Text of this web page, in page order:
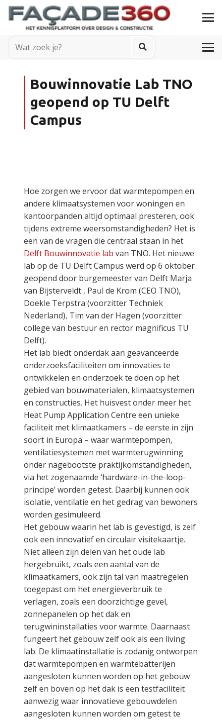
Bouwinnovatie Lab TNO
geopend op TU Delft
Campus
Hoe zorgen we ervoor dat warmtepompen en
andere klimaatsystemen voor woningen en
kantoorpanden altijd optimaal presteren, ook
tijdens extreme weersomstandigheden? Het is
een van de vragen die centraal staan in het
Delft Bouwinnovatie lab van TNO. Het nieuwe
lab op de TU Delft Campus werd op 6 oktober
geopend door burgemeester van Delft Marja
van Bijsterveldt , Paul de Krom (CEO TNO),
Doekle Terpstra (voorzitter Techniek
Nederland), Tim van der Hagen (voorzitter
college van bestuur en rector magnificus TU
Delft).
Het lab biedt onderdak aan geavanceerde
onderzoeksfaciliteiten om innovaties te
ontwikkelen en onderzoek te doen op het
gebied van bouwmaterialen, klimaatsystemen
en constructies. Het huisvest onder meer het
Heat Pump Application Centre een unieke
faciliteit met klimaatkamers – de eerste in zijn
soort in Europa – waar warmtepompen,
ventilatiesystemen met warmterugwinning
onder nagebootste praktijkomstandigheden,
via het zogenaamde ‘hardware-in-the-loop-
principe’ worden getest. Daarbij kunnen ook
isolatie, ventilatie en het gedrag van bewoners
worden gesimuleerd.
Het gebouw waarin het lab is gevestigd, is zelf
ook een innovatief en circulair visitekaartje.
Niet alleen zijn delen van het oude lab
hergebruikt, zoals een aantal van de
klimaatkamers, ook zijn tal van maatregelen
toegepast om het energieverbruik te
verlagen, zoals een doorzichtige gevel,
zonnepanelen op het dak en
terugwininstallaties voor warmte. Daarnaast
fungeert het gebouw zelf ook als een living
lab. De klimaatinstallatie is zodanig ontworpen
dat warmtepompen en warmtebatterijen
aangesloten kunnen worden op het gebouw
zelf en boven op het dak is een testfaciliteit
aanwezig waar innovatieve gebouwdelen
aangesloten kunnen worden om getest te